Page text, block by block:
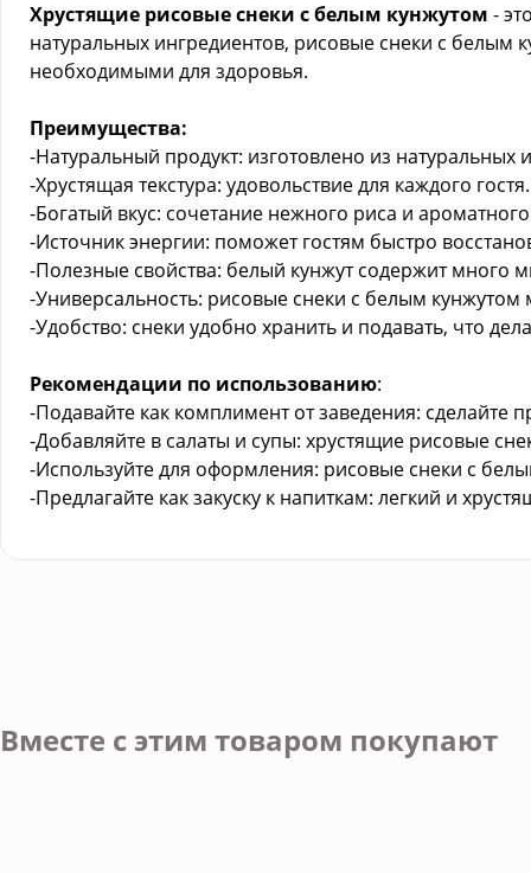
Хрустящие рисовые снеки с белым кунжутом -
натуральных ингредиентов, рисовые снеки с
необходимыми для здоровья.
Преимущества:
-Натуральный продукт: изготовлено из натуральных
-Хрустящая текстура: удовольствие для каждого гостя.
-Богатый вкус: сочетание нежного риса и
-Источник энергии: поможет гостям быстро
-Полезные свойства: белый кунжут содержит много
-Универсальность: рисовые снеки с белым
-Удобство: снеки удобно хранить и подавать, что
Рекомендации по использованию:
-Подавайте как комплимент от заведения:
-Добавляйте в салаты и супы: хрустящие рисовые
-Используйте для оформления: рисовые снеки с
-Предлагайте как закуску к напиткам: легкий и
Вместе с этим товаром покупают